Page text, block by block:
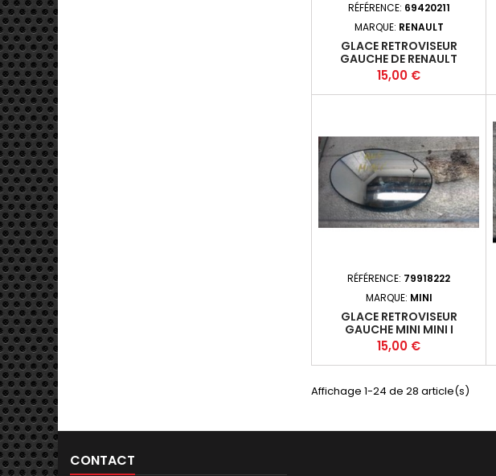
RÉFÉRENCE: 69420211
MARQUE: RENAULT
GLACE RETROVISEUR
GAUCHE DE RENAULT
MEGANE 2 PHASE 1
Prix
15,00 €
RÉFÉRENCE: 79918222
MARQUE: MINI
GLACE RETROVISEUR
GAUCHE MINI MINI I
(R50/R53) PHASE 1 - 3P
2001-09-2004-07 *
Prix
15,00 €
Affichage 1-24 de 28 article(s)
CONTACT